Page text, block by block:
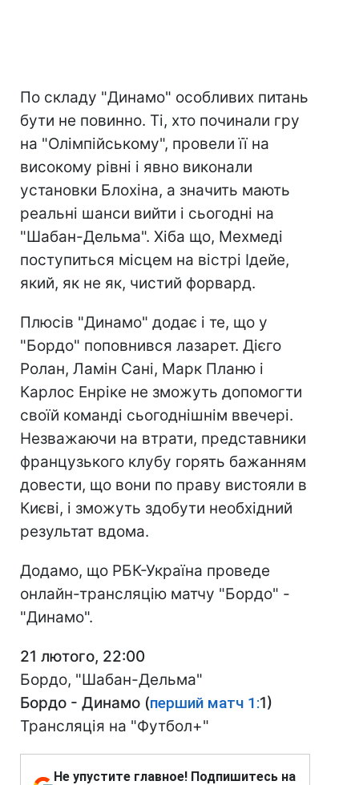
По складу "Динамо" особливих питань
бути не повинно. Ті, хто починали гру
на "Олімпійському", провели її на
високому рівні і явно виконали
установки Блохіна, а значить мають
реальні шанси вийти і сьогодні на
"Шабан-Дельма". Хіба що, Мехмеді
поступиться місцем на вістрі Ідейе,
який, як не як, чистий форвард.
Плюсів "Динамо" додає і те, що у
"Бордо" поповнився лазарет. Дієго
Ролан, Ламін Сані, Марк Планю і
Карлос Енріке не зможуть допомогти
своїй команді сьогоднішнім ввечері.
Незважаючи на втрати, представники
французького клубу горять бажанням
довести, що вони по праву вистояли в
Києві, і зможуть здобути необхідний
результат вдома.
Додамо, що РБК-Україна проведе
онлайн-трансляцію матчу "Бордо" -
"Динамо".
21 лютого, 22:00
Бордо, "Шабан-Дельма"
Бордо - Динамо (перший матч 1:1)
Трансляція на "Футбол+"
Не упустите главное! Подпишитесь на